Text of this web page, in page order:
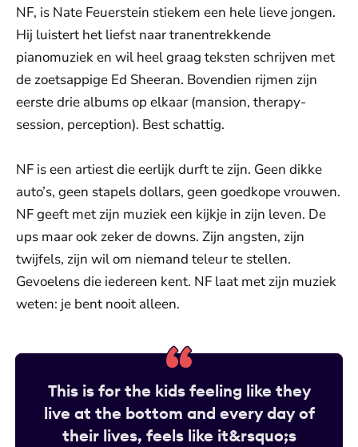
NF, is Nate Feuerstein stiekem een hele lieve jongen.
Hij luistert het liefst naar tranentrekkende
pianomuziek en wil heel graag teksten schrijven met
de zoetsappige Ed Sheeran. Bovendien rijmen zijn
eerste drie albums op elkaar (mansion, therapy-
session, perception). Best schattig.
NF is een artiest die eerlijk durft te zijn. Geen dikke
auto’s, geen stapels dollars, geen goedkope vrouwen.
NF geeft met zijn muziek een kijkje in zijn leven. De
ups maar ook zeker de downs. Zijn angsten, zijn
twijfels, zijn wil om niemand teleur te stellen.
Gevoelens die iedereen kent. NF laat met zijn muziek
weten: je bent nooit alleen.
This is for the kids feeling like they
live at the bottom and every day of
their lives, feels like it&rsquo;s